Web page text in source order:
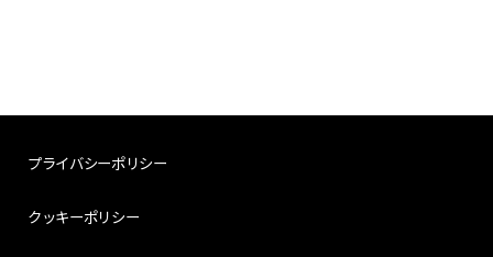
プライバシーポリシー
クッキーポリシー